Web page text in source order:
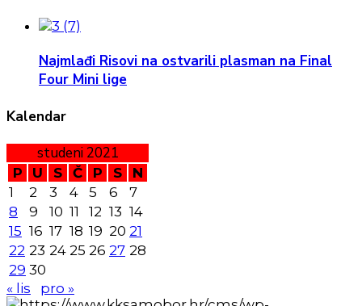
Najmlađi Risovi na ostvarili plasman na Final
Four Mini lige
Kalendar
studeni 2021
P U S Č P S
N
1
2 3 4 5 6
7
8
9 10 11 12 13 14
15 16 17 18 19 20 21
22 23 24 25 26 27 28
29 30
« lis
pro »